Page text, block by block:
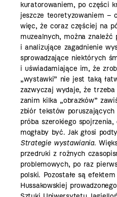
kuratorowaniem, po części
jeszcze teoretyzowaniem –
więc, że coraz częściej na
muzealnych, można znaleźć
i analizujące zagadnienie
sprowadzające niektórych
i uświadamiające im, że
„wystawki” nie jest taką
zazwyczaj wydaje, że
zanim kilka „obrazków”
zbiór tekstów
próba szerokiego
mogłaby być. Jak głosi
Strategie wystawiania.
przedruki z rożnych
problemowych, po raz
polski. Pozostałe są
Hussakowskiej